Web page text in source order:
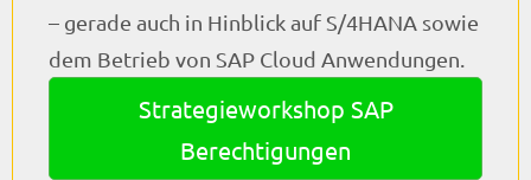
– gerade auch in Hinblick auf S/4HANA sowie
dem Betrieb von SAP Cloud Anwendungen.
Strategieworkshop SAP
Berechtigungen